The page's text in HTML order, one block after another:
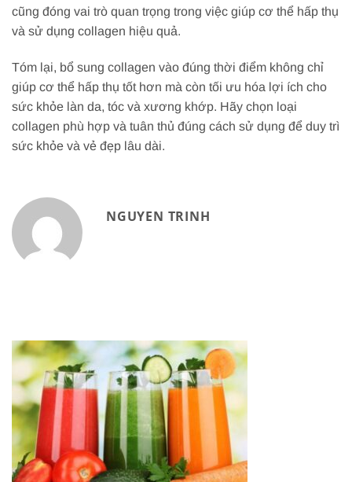
cũng đóng vai trò quan trọng trong việc giúp cơ thể hấp thụ
và sử dụng collagen hiệu quả.
Tóm lại, bổ sung collagen vào đúng thời điểm không chỉ
giúp cơ thể hấp thụ tốt hơn mà còn tối ưu hóa lợi ích cho
sức khỏe làn da, tóc và xương khớp. Hãy chọn loại
collagen phù hợp và tuân thủ đúng cách sử dụng để duy trì
sức khỏe và vẻ đẹp lâu dài.
NGUYEN TRINH